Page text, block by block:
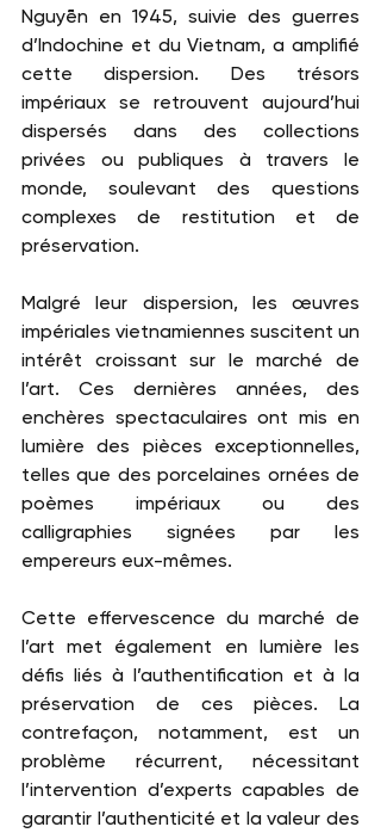
Nguyễn en 1945, suivie des guerres
d’Indochine et du Vietnam, a amplifié
cette dispersion. Des trésors
impériaux se retrouvent aujourd’hui
dispersés dans des collections
privées ou publiques à travers le
monde, soulevant des questions
complexes de restitution et de
préservation.
Malgré leur dispersion, les œuvres
impériales vietnamiennes suscitent un
intérêt croissant sur le marché de
l’art. Ces dernières années, des
enchères spectaculaires ont mis en
lumière des pièces exceptionnelles,
telles que des porcelaines ornées de
poèmes impériaux ou des
calligraphies signées par les
empereurs eux-mêmes.
Cette effervescence du marché de
l’art met également en lumière les
défis liés à l’authentification et à la
préservation de ces pièces. La
contrefaçon, notamment, est un
problème récurrent, nécessitant
l’intervention d’experts capables de
garantir l’authenticité et la valeur des